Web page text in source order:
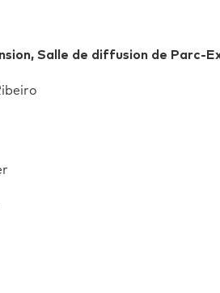
Salle de diffusion de Parc-